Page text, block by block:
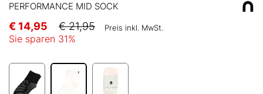
PERFORMANCE MID SOCK
€ 14,95 € 21,95 Preis inkl. MwSt.
Sie sparen 31%